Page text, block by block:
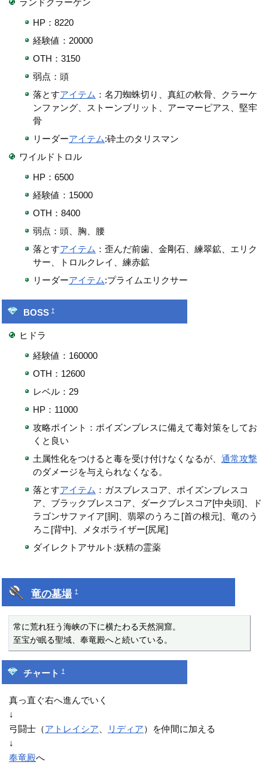
ランドクラーケン
HP：8220
経験値：20000
OTH：3150
弱点：頭
落とすアイテム ：名刀蜘蛛切り、真紅の軟骨、クラーケ
ンファング、ストーンブリット、アーマーピアス、堅牢
骨
リーダーアイテム:砕土のタリスマン
ワイルドトロル
HP：6500
経験値：15000
OTH：8400
弱点：頭、胸、腰
落とすアイテム ：歪んだ前歯、金剛石、練翠鉱、エリク
サー、トロルクレイ、練赤鉱
リーダーアイテム:プライムエリクサー
BOSS †
ヒドラ
経験値：160000
OTH：12600
レベル：29
HP：11000
攻略ポイント：ポイズンブレスに備えて毒対策をしてお
くと良い
土属性化をつけると毒を受け付けなくなるが、通常攻撃
のダメージを与えられなくなる。
落とすアイテム ：ガスブレスコア、ポイズンブレスコ
ア、ブラックブレスコア、ダークブレスコア[中央頭]、ド
ラゴンサファイア[胴]、翡翠のうろこ[首の根元]、竜のう
ろこ[背中]、メタボライザー[尻尾]
ダイレクトアサルト:妖精の霊薬
竜の墓場 †
常に荒れ狂う海峡の下に横たわる天然洞窟。
至宝が眠る聖域、奉竜殿へと続いている。
チャート †
真っ直ぐ右へ進んでいく
↓
弓闘士（アトレイシア リディア）を仲間に加える
↓
奉竜殿へ